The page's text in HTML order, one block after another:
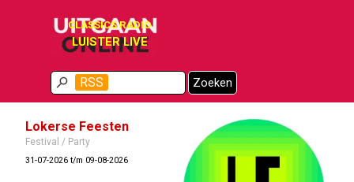
CLASSICS RADIO
LUISTER LIVE
Zoeken
RSS
Menu overslaan
Lokerse Feesten
Festival / Party
31-07-2026 t/m 09-08-2026